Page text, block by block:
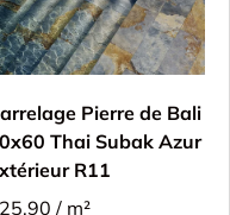
Pierre de Bali
Thai Subak Azur
R11
/ m²